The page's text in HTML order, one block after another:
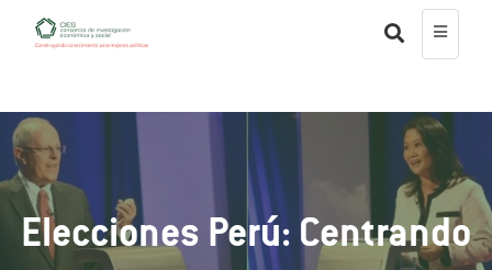
Elecciones Perú: Centrando